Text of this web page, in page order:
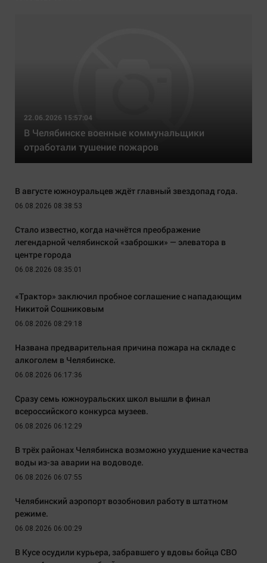
22.06.2026 15:57:04
В Челябинске военные коммунальщики
отработали тушение пожаров
В августе южноуральцев ждёт главный звездопад года.
06.08.2026 08:38:53
Стало известно, когда начнётся преображение
легендарной челябинской «заброшки» — элеватора в
центре города
06.08.2026 08:35:01
«Трактор» заключил пробное соглашение с нападающим
Никитой Сошниковым
06.08.2026 08:29:18
Названа предварительная причина пожара на складе с
алкоголем в Челябинске.
06.08.2026 06:17:36
Сразу семь южноуральских школ вышли в финал
всероссийского конкурса музеев.
06.08.2026 06:12:29
В трёх районах Челябинска возможно ухудшение качества
воды из-за аварии на водоводе.
06.08.2026 06:07:55
Челябинский аэропорт возобновил работу в штатном
режиме.
06.08.2026 06:00:29
В Кусе осудили курьера, забравшего у вдовы бойца СВО